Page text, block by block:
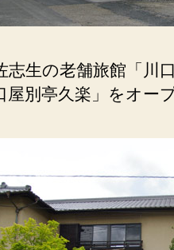
志生の老舗旅館「川
屋別亭久楽」をオー